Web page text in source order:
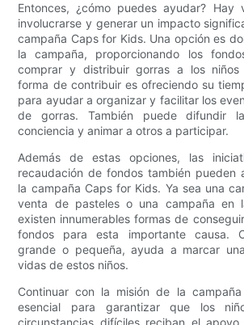
Entonces, ¿cómo puedes ayudar? Hay
involucrarse y generar un impacto
campaña Caps for Kids. Una opción es
la campaña, proporcionando los
comprar y distribuir gorras a los niños
forma de contribuir es ofreciendo su
para ayudar a organizar y facilitar los
de gorras. También puede difundir
conciencia y animar a otros a participar.
Además de estas opciones, las
recaudación de fondos también pueden
la campaña Caps for Kids. Ya sea una
venta de pasteles o una campaña en
existen innumerables formas de
fondos para esta importante causa.
grande o pequeña, ayuda a marcar
vidas de estos niños.
Continuar con la misión de la
esencial para garantizar que los